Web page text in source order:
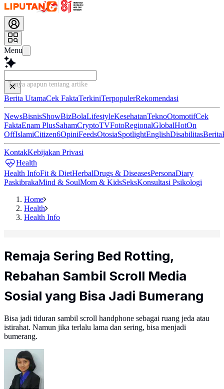
Menu
Tanya apapun tentang artikel ini...
Berita UtamaCek FaktaTerkiniTerpopulerRekomendasi
NewsBisnisShowBizBolaLifestyleKesehatanTeknoOtomotifCek
FaktaEnam PlusSahamCryptoTVFotoRegionalGlobalHotOn
OffIslamiCitizen6OpiniFeedsOtosiaSpotlightEnglishDisabilitasBerita
KontakKebijakan Privasi
Health
Health InfoFit & DietHerbalDrugs & DiseasesPersonaDiary
PaskibrakaMind & SoulMom & KidsSeksKonsultasi Psikologi
Home
Health
Health Info
Remaja Sering Bed Rotting,
Rebahan Sambil Scroll Media
Sosial yang Bisa Jadi Bumerang
Bisa jadi tiduran sambil scroll handphone sebagai ruang jeda atau
istirahat. Namun jika terlalu lama dan sering, bisa menjadi
bumerang.